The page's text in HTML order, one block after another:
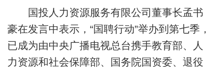
国投人力资源服务有限公司董事长孟书
豪在发言中表示，“国聘行动”举办到第七季，
已成为由中央广播电视总台携手教育部、人
力资源和社会保障部、国务院国资委、退役